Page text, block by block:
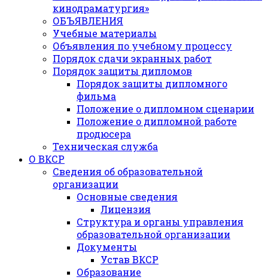
кинодраматургия»
ОБЪЯВЛЕНИЯ
Учебные материалы
Объявления по учебному процессу
Порядок сдачи экранных работ
Порядок защиты дипломов
Порядок защиты дипломного
фильма
Положение о дипломном сценарии
Положение о дипломной работе
продюсера
Техническая служба
О ВКСР
Сведения об образовательной
организации
Основные сведения
Лицензия
Структура и органы управления
образовательной организации
Документы
Устав ВКСР
Образование